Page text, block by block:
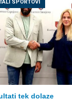
SPORTOVI
tek dolaze